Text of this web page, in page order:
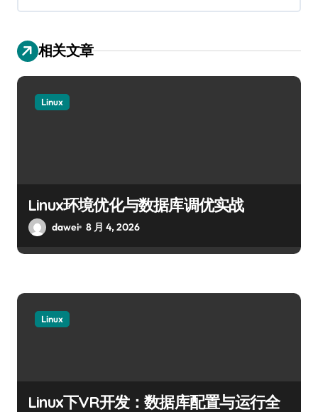
相关文章
Linux
Linux环境优化与数据库调优实战
dawei 8 月 4, 2026
Linux
Linux下VR开发：数据库配置与运行全